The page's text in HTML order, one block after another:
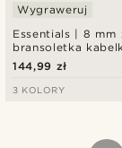
Essentials | 8 mm
bransoletka
Wygraweruj
144,99 zł
3 KOLORY